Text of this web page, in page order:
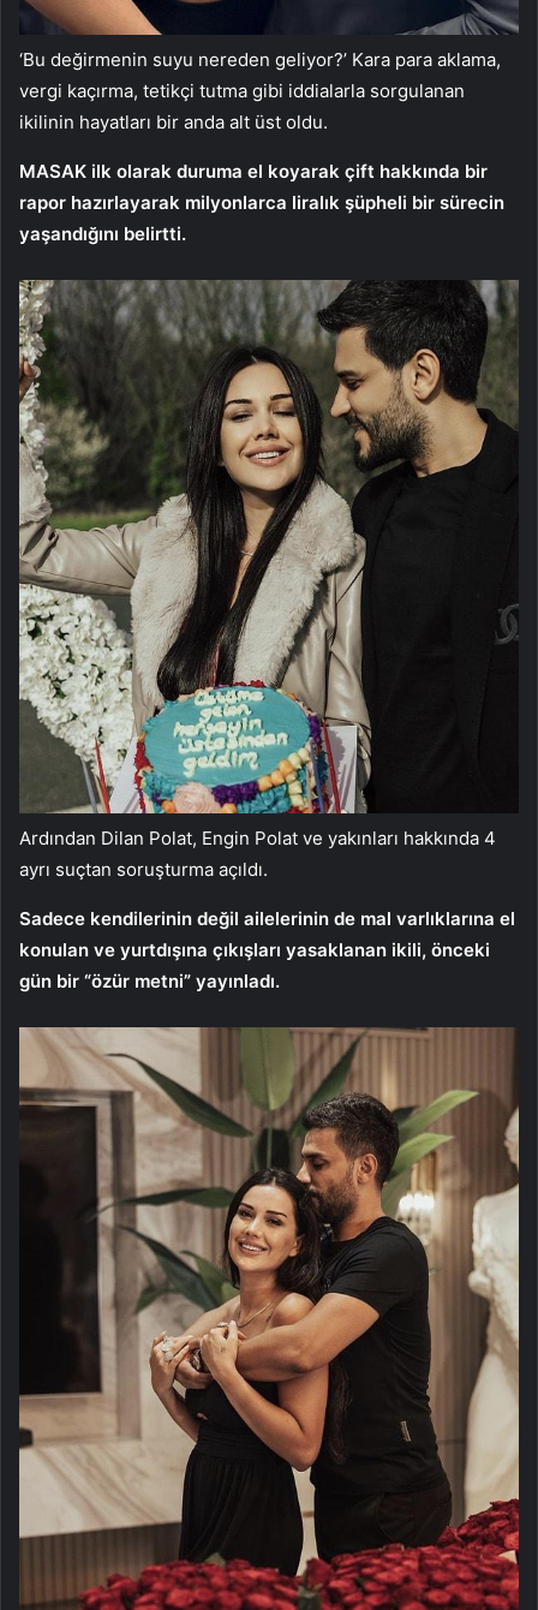
‘Bu değirmenin suyu nereden geliyor?’ Kara para aklama,
vergi kaçırma, tetikçi tutma gibi iddialarla sorgulanan
ikilinin hayatları bir anda alt üst oldu.
MASAK ilk olarak duruma el koyarak çift hakkında bir
rapor hazırlayarak milyonlarca liralık şüpheli bir sürecin
yaşandığını belirtti.
Ardından Dilan Polat, Engin Polat ve yakınları hakkında 4
ayrı suçtan soruşturma açıldı.
Sadece kendilerinin değil ailelerinin de mal varlıklarına el
konulan ve yurtdışına çıkışları yasaklanan ikili, önceki
gün bir “özür metni” yayınladı.